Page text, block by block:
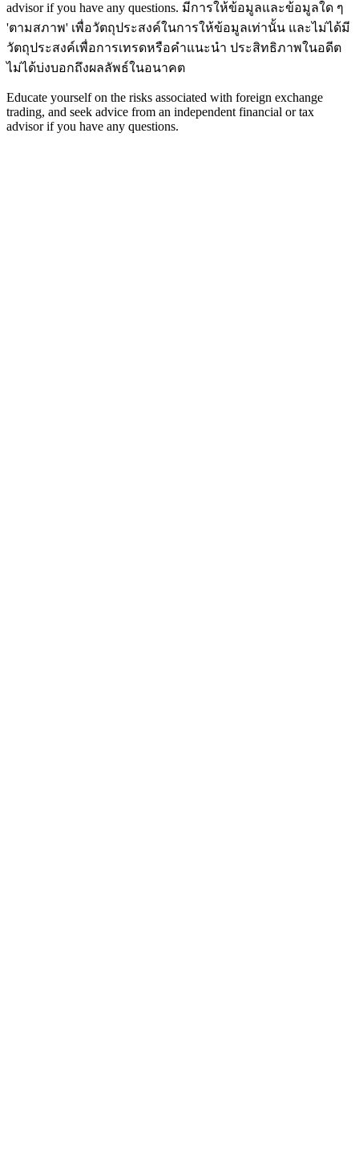
advisor if you have any questions. มีการให้ข้อมูลและข้อมูลใด ๆ
'ตามสภาพ' เพื่อวัตถุประสงค์ในการให้ข้อมูลเท่านั้น และไม่ได้มี
วัตถุประสงค์เพื่อการเทรดหรือคำแนะนำ ประสิทธิภาพในอดีต
ไม่ได้บ่งบอกถึงผลลัพธ์ในอนาคต
Educate yourself on the risks associated with foreign exchange
trading, and seek advice from an independent financial or tax
advisor if you have any questions.